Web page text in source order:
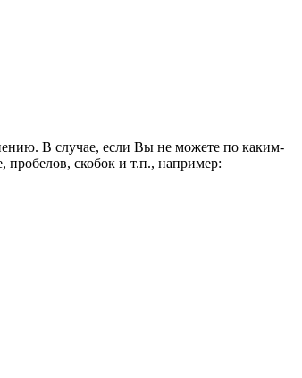
В случае, если Вы не можете по каким-
скобок и т.п., например: